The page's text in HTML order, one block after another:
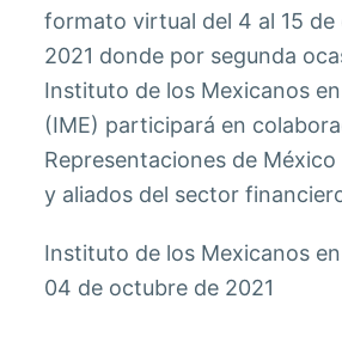
formato virtual del 4 al 15
2021 donde por segunda
Instituto de los Mexicanos
(IME) participará en
Representaciones de
y aliados del sector
Instituto de los Mexicanos en
04 de octubre de 2021